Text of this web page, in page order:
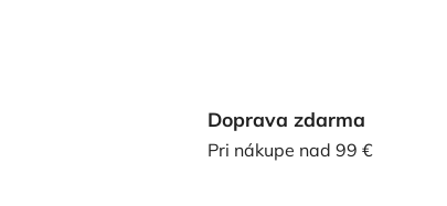
Doprava zdarma
Pri nákupe nad 99 €